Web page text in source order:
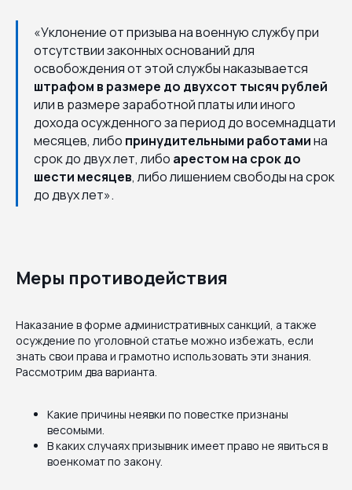
«Уклонение от призыва на военную службу при
отсутствии законных оснований для
освобождения от этой службы наказывается
штрафом в размере до двухсот тысяч рублей
или в размере заработной платы или иного
дохода осужденного за период до восемнадцати
месяцев, либо принудительными работамина
срок до двух лет, либо арестом на срок до
шести месяцев, либо лишением свободы на срок
до двух лет».
Меры противодействия
Наказание в форме административных санкций, а также
осуждение по уголовной статье можно избежать, если
знать свои права и грамотно использовать эти знания.
Рассмотрим два варианта.
Какие причины неявки по повестке признаны
весомыми.
В каких случаях призывник имеет право не явиться в
военкомат по закону.